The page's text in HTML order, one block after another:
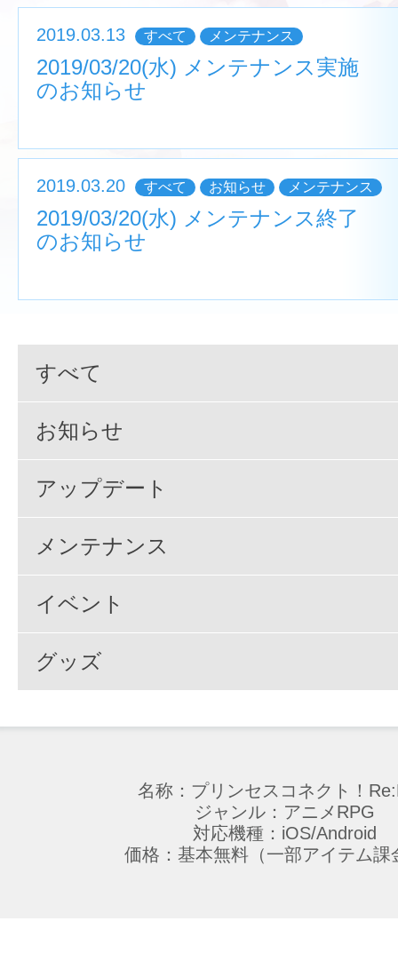
2019.03.13 すべて メンテナンス
2019/03/20(水) メンテナンス実施
のお知らせ
2019.03.20 すべて お知らせ メンテナンス
2019/03/20(水) メンテナンス終了
のお知らせ
すべて
お知らせ
アップデート
メンテナンス
イベント
グッズ
名称：プリンセスコネクト！
ジャンル：アニメRPG
対応機種：iOS/Android
価格：基本無料（一部アイテム課